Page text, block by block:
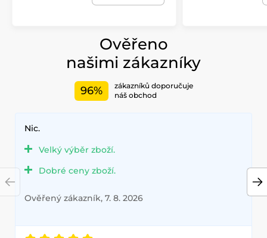
Ověřeno
našimi zákazníky
96%
zákazníků doporučuje
náš obchod
Nic.
Velký výběr zboží.
Dobré ceny zboží.
Ověřený zákazník, 7. 8. 2026